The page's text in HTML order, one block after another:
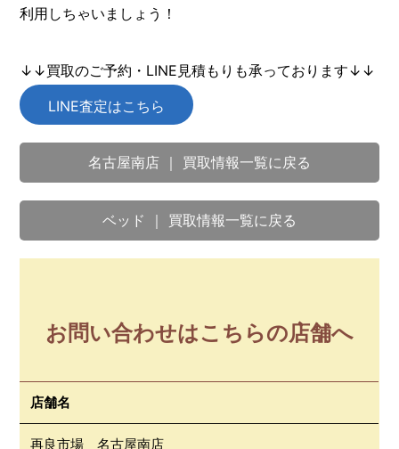
利用しちゃいましょう！
↓↓買取のご予約・LINE見積もりも承っております↓↓
LINE査定はこちら
名古屋南店 ｜ 買取情報一覧に戻る
ベッド ｜ 買取情報一覧に戻る
お問い合わせはこちらの店舗へ
店舗名
再良市場 名古屋南店